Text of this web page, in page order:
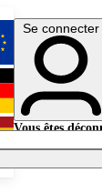
English
Deutsch
Se connecter
Vous êtes